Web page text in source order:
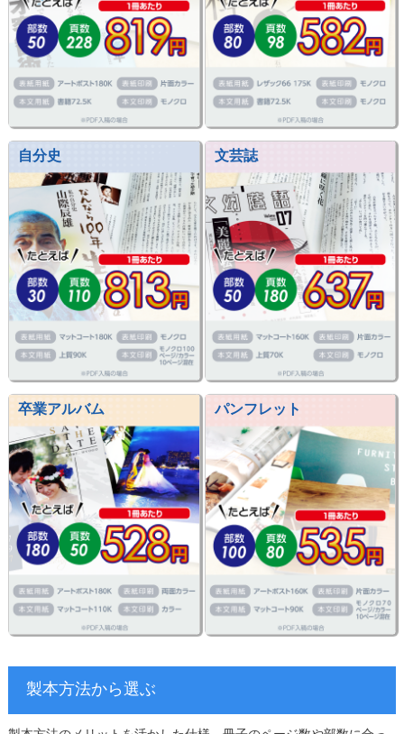
自分史 文芸誌
卒業アルバム パンフレット
製本方法から選ぶ